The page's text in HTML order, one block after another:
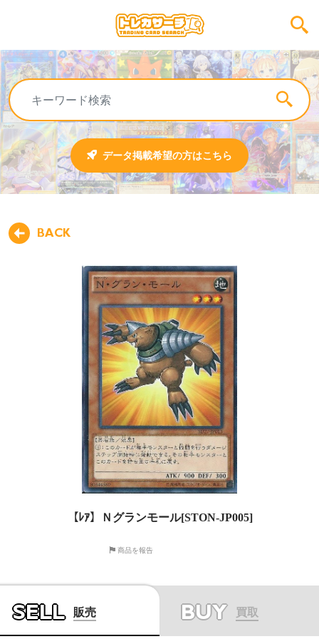
データ掲載希望の方はこちら
BACK
【ﾚｱ】Ｎグランモール[STON-JP005]
商品を報告
SELL 販売 BUY 買取